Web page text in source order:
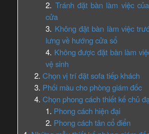
Tránh đặt bàn làm việc
cửa
Không đặt bàn làm việc
lưng về hướng cửa sổ
Không được đặt bàn làm
vệ sinh
Chọn vị trí đặt sofa tiếp khách
Phối màu cho phòng giám đốc
Chọn phong cách thiết kế chủ
Phong cách hiện đại
Phong cách tân cổ điển